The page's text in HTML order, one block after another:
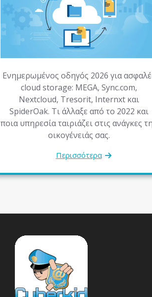
Ενημερωμένος οδηγός 2026 για
cloud storage: MEGA, Sync.com,
Nextcloud, Tresorit, Internxt και
SpiderOak. Τι άλλαξε από το 2022 και
ποια υπηρεσία ταιριάζει στις ανάγκες
οικογένειάς σας.
Περισσότερα